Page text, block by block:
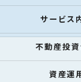
サービス
不動産投
資産運